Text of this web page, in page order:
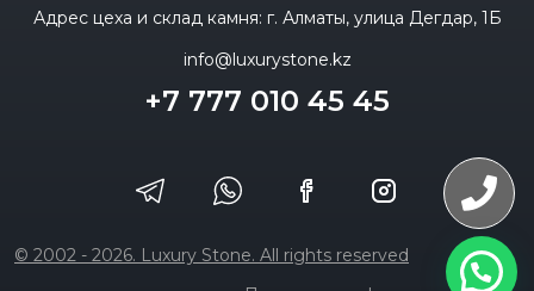
Адрес цеха и склад камня: г. Алматы, улица Дегдар, 1Б
info@luxurystone.kz
+7 777 010 45 45
© 2002 - 2026. Luxury Stone. All rights reserved